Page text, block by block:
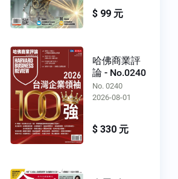
$ 99 元
哈佛商業評
論 - No.0240
No. 0240
2026-08-01
$ 330 元